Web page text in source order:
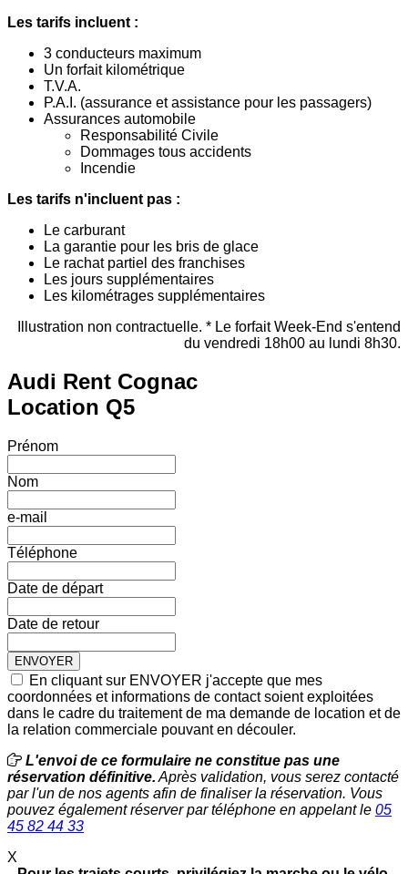
Les tarifs incluent :
3 conducteurs maximum
Un forfait kilométrique
T.V.A.
P.A.I. (assurance et assistance pour les passagers)
Assurances automobile
Responsabilité Civile
Dommages tous accidents
Incendie
Les tarifs n'incluent pas :
Le carburant
La garantie pour les bris de glace
Le rachat partiel des franchises
Les jours supplémentaires
Les kilométrages supplémentaires
Illustration non contractuelle. * Le forfait Week-End s'entend
du vendredi 18h00 au lundi 8h30.
Audi Rent Cognac
Location Q5
Prénom
Nom
e-mail
Téléphone
Date de départ
Date de retour
En cliquant sur ENVOYER j'accepte que mes
coordonnées et informations de contact soient exploitées
dans le cadre du traitement de ma demande de location et de
la relation commerciale pouvant en découler.
L'envoi de ce formulaire ne constitue pas une
réservation définitive. Après validation, vous serez contacté
par l'un de nos agents afin de finaliser la réservation. Vous
pouvez également réserver par téléphone en appelant le 05
45 82 44 33
X